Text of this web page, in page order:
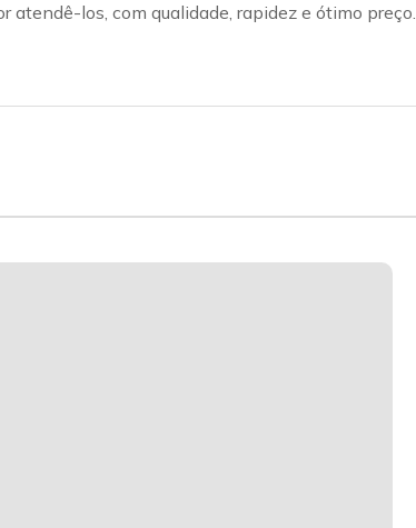
los, com qualidade, rapidez e ótimo preço.